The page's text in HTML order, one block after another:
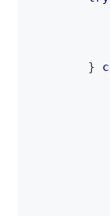
}